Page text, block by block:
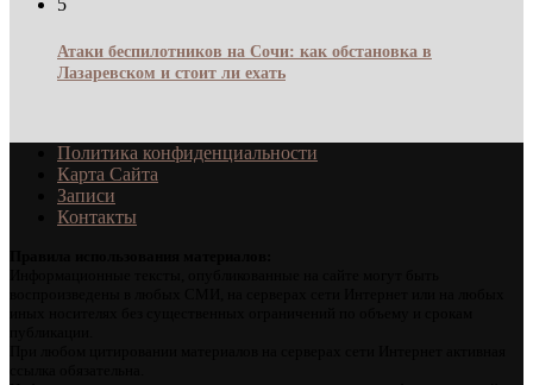
Атаки беспилотников на Сочи: как обстановка в
Лазаревском и стоит ли ехать
Политика конфиденциальности
Карта Сайта
Записи
Контакты